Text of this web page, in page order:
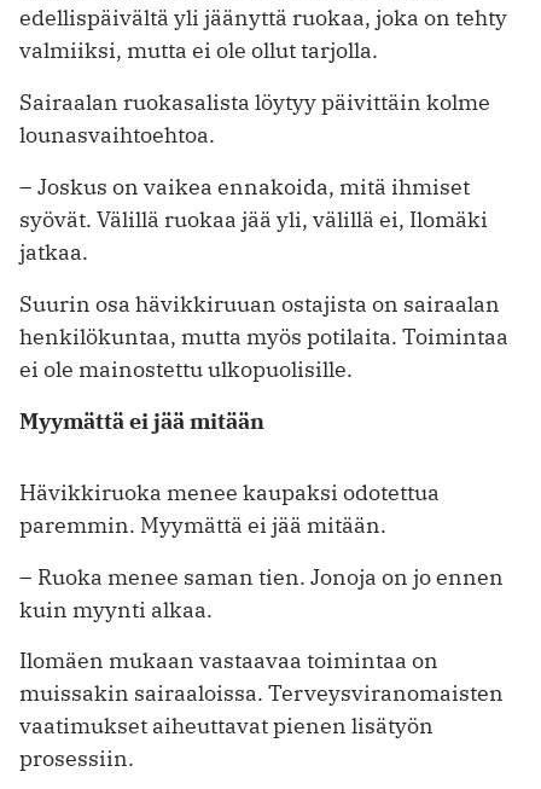
edellispäivältä yli jäänyttä ruokaa, joka on tehty
valmiiksi, mutta ei ole ollut ­tarjolla.
Sairaalan ruokasalista löytyy päivittäin kolme
lounasvaihtoehtoa.
– Joskus on vaikea ennakoida, mitä ihmiset
syövät. Välillä ruokaa jää yli, ­välillä ei, Ilomäki
jatkaa.
Suurin osa hävikkiruuan ostajista on sairaalan
henkilökuntaa, mutta myös potilaita. Toimintaa
ei ole mainostettu ulkopuolisille.
Myymättä ei jää mitään
Hävikkiruoka menee kaupaksi odotettua
paremmin. Myymättä ei jää mitään.
– Ruoka menee saman tien. Jonoja on jo ennen
kuin myynti alkaa.
Ilomäen mukaan vastaavaa toimintaa on
muissakin sairaaloissa. Terveys­viranomaisten
vaatimukset aiheuttavat pienen ­lisätyön
prosessiin.